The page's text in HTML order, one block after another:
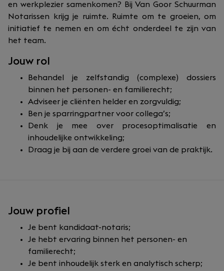
en werkplezier samenkomen? Bij Van Goor Schuurman
Notarissen krijg je ruimte. Ruimte om te groeien, om
initiatief te nemen en om écht onderdeel te zijn van
het team.
Jouw rol
Behandel je zelfstandig (complexe) dossiers
binnen het personen- en familierecht;
Adviseer je cliënten helder en zorgvuldig;
Ben je sparringpartner voor collega’s;
Denk je mee over procesoptimalisatie en
inhoudelijke ontwikkeling;
Draag je bij aan de verdere groei van de praktijk.
Jouw profiel
Je bent kandidaat-notaris;
Je hebt ervaring binnen het personen- en
familierecht;
Je bent inhoudelijk sterk en analytisch scherp;